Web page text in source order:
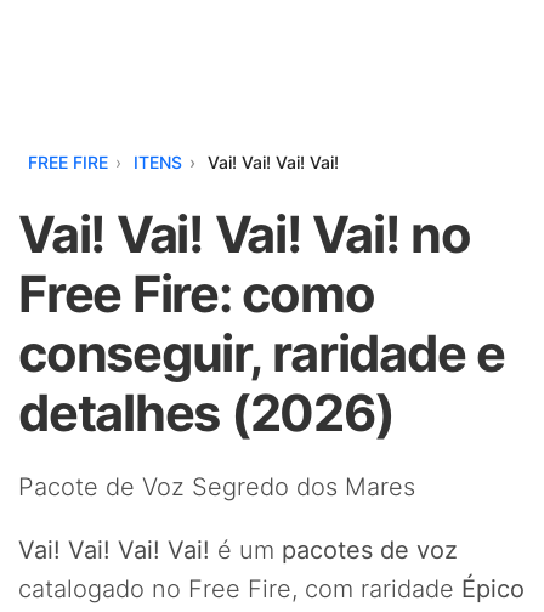
FREE FIRE ITENS Vai! Vai! Vai! Vai!
Vai! Vai! Vai! Vai! no
Free Fire: como
conseguir, raridade e
detalhes (2026)
Pacote de Voz Segredo dos Mares
Vai! Vai! Vai! Vai! é um pacotes de voz
catalogado no Free Fire, com raridade Épico